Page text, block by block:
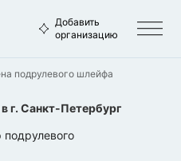
Добавить
организацию
подрулевого шлейфа
в г. Санкт-Петербург